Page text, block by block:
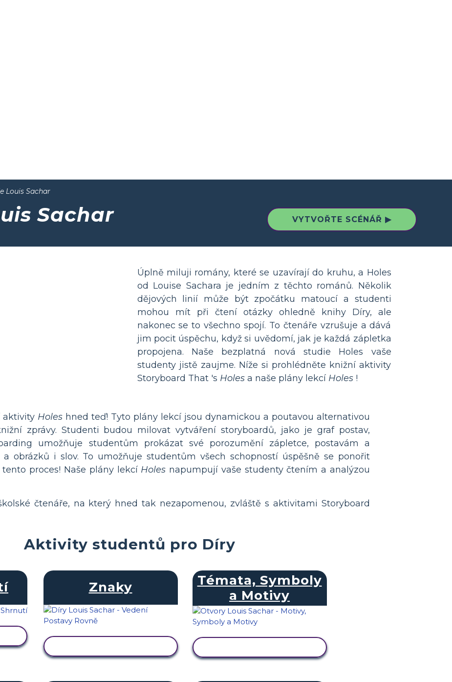
Louis Sachar
Sachar VYTVOŘTE SCÉNÁŘ ▶
Úplně miluji romány, které se uzavírají do kruhu, a Holes
od Louise Sachara je jedním z těchto románů. Několik
dějových linií může být zpočátku matoucí a studenti
mohou mít při čtení otázky ohledně knihy Díry, ale
nakonec se to všechno spojí. To čtenáře vzrušuje a dává
jim pocit úspěchu, když si uvědomí, jak je každá zápletka
propojena. Naše bezplatná nová studie Holes vaše
studenty jistě zaujme. Níže si prohlédněte knižní aktivity
Storyboard That 's Holesa naše plány lekcí Holes!
aktivity Holes hned teď! Tyto plány lekcí jsou dynamickou a poutavou alternativou
zprávy. Studenti budou milovat vytváření storyboardů, jako je graf postav,
umožňuje studentům prokázat své porozumění zápletce, postavám a
obrázků i slov. To umožňuje studentům všech schopností úspěšně se ponořit
proces! Naše plány lekcí Holes napumpují vaše studenty čtením a analýzou
čtenáře, na který hned tak nezapomenou, zvláště s aktivitami Storyboard
Aktivity studentů pro Díry
Znaky
Témata, Symboly
a Motivy